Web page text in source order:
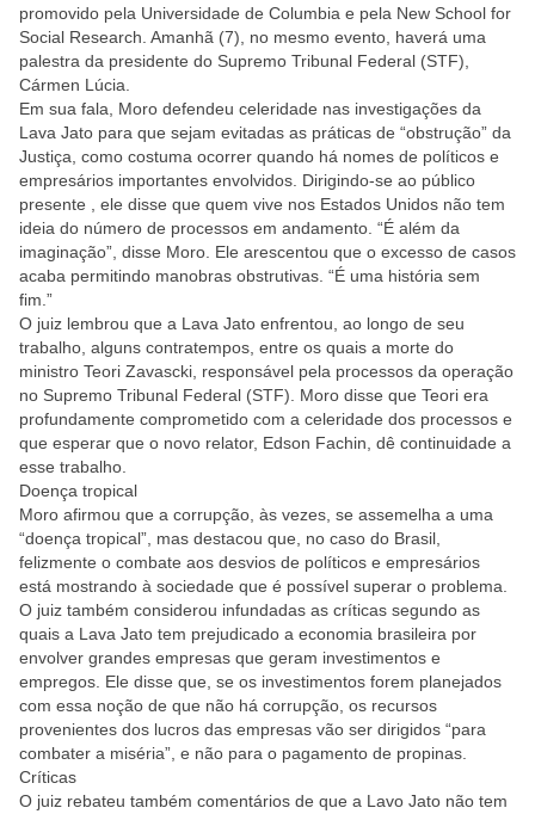
promovido pela Universidade de Columbia e pela New School for
Social Research. Amanhã (7), no mesmo evento, haverá uma
palestra da presidente do Supremo Tribunal Federal (STF),
Cármen Lúcia.
Em sua fala, Moro defendeu celeridade nas investigações da
Lava Jato para que sejam evitadas as práticas de “obstrução” da
Justiça, como costuma ocorrer quando há nomes de políticos e
empresários importantes envolvidos. Dirigindo-se ao público
presente , ele disse que quem vive nos Estados Unidos não tem
ideia do número de processos em andamento. “É além da
imaginação”, disse Moro. Ele arescentou que o excesso de casos
acaba permitindo manobras obstrutivas. “É uma história sem
fim.”
O juiz lembrou que a Lava Jato enfrentou, ao longo de seu
trabalho, alguns contratempos, entre os quais a morte do
ministro Teori Zavascki, responsável pela processos da operação
no Supremo Tribunal Federal (STF). Moro disse que Teori era
profundamente comprometido com a celeridade dos processos e
que esperar que o novo relator, Edson Fachin, dê continuidade a
esse trabalho.
Doença tropical
Moro afirmou que a corrupção, às vezes, se assemelha a uma
“doença tropical”, mas destacou que, no caso do Brasil,
felizmente o combate aos desvios de políticos e empresários
está mostrando à sociedade que é possível superar o problema.
O juiz também considerou infundadas as críticas segundo as
quais a Lava Jato tem prejudicado a economia brasileira por
envolver grandes empresas que geram investimentos e
empregos. Ele disse que, se os investimentos forem planejados
com essa noção de que não há corrupção, os recursos
provenientes dos lucros das empresas vão ser dirigidos “para
combater a miséria”, e não para o pagamento de propinas.
Críticas
O juiz rebateu também comentários de que a Lavo Jato não tem